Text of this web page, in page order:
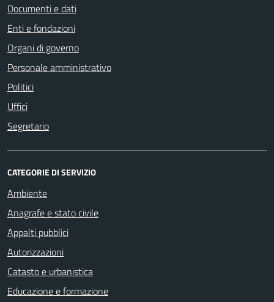
Documenti e dati
Enti e fondazioni
Organi di governo
Personale amministrativo
Politici
Uffici
Segretario
CATEGORIE DI SERVIZIO
Ambiente
Anagrafe e stato civile
Appalti pubblici
Autorizzazioni
Catasto e urbanistica
Educazione e formazione